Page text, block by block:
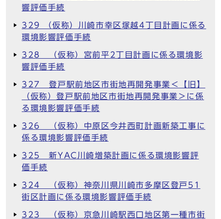
響評価手続
329 （仮称）川崎市幸区塚越4丁目計画に係る
環境影響評価手続
328 （仮称）宮前平2丁目計画に係る環境影
響評価手続
327 登戸駅前地区市街地再開発事業＜【旧】
（仮称）登戸駅前地区市街地再開発事業＞に係
る環境影響評価手続
326 （仮称）中原区今井西町計画新築工事に
係る環境影響評価手続
325 新YAC川崎増築計画に係る環境影響評
価手続
324 （仮称）神奈川県川崎市多摩区登戸51
街区計画に係る環境影響評価手続
323 （仮称）京急川崎駅西口地区第一種市街